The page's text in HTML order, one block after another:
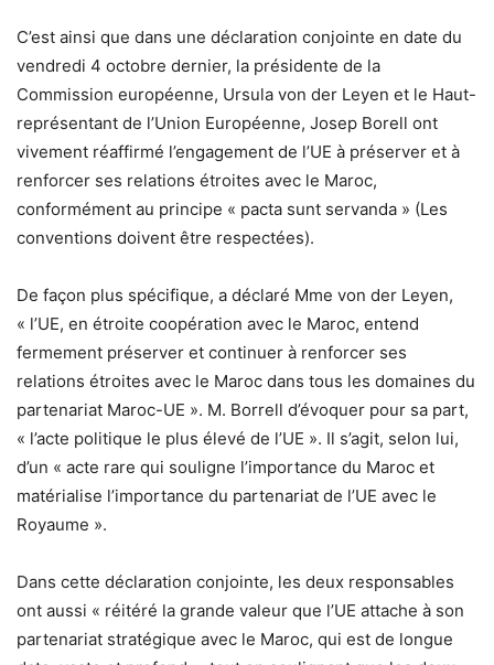
C’est ainsi que dans une déclaration conjointe en date du
vendredi 4 octobre dernier, la présidente de la
Commission européenne, Ursula von der Leyen et le Haut-
représentant de l’Union Européenne, Josep Borell ont
vivement réaffirmé l’engagement de l’UE à préserver et à
renforcer ses relations étroites avec le Maroc,
conformément au principe « pacta sunt servanda » (Les
conventions doivent être respectées).
De façon plus spécifique, a déclaré Mme von der Leyen,
« l’UE, en étroite coopération avec le Maroc, entend
fermement préserver et continuer à renforcer ses
relations étroites avec le Maroc dans tous les domaines du
partenariat Maroc-UE ». M. Borrell d’évoquer pour sa part,
« l’acte politique le plus élevé de l’UE ». Il s’agit, selon lui,
d’un « acte rare qui souligne l’importance du Maroc et
matérialise l’importance du partenariat de l’UE avec le
Royaume ».
Dans cette déclaration conjointe, les deux responsables
ont aussi « réitéré la grande valeur que l’UE attache à son
partenariat stratégique avec le Maroc, qui est de longue